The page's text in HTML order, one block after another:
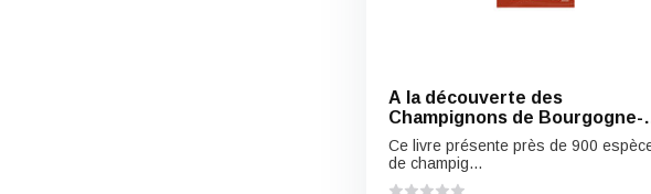
A la découverte des
Champignons de Bourgogne-
Franche-Comté
Ce livre présente près de 900
de champig...